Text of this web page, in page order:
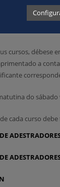
micrófono e
cursos, débese
a
do
cada curso